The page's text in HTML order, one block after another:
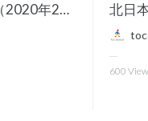
TOKYO MX『企業魂』（2020年2月28日放送） 北日
600